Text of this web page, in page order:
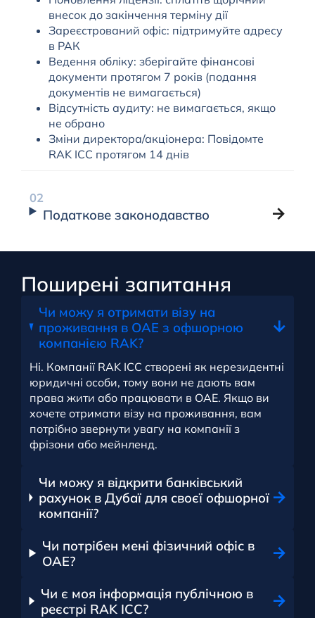
внесок до закінчення терміну дії
Зареєстрований офіс: підтримуйте адресу
в РАК
Ведення обліку: зберігайте фінансові
документи протягом 7 років (подання
документів не вимагається)
Відсутність аудиту: не вимагається, якщо
не обрано
Зміни директора/акціонера: Повідомте
RAK ICC протягом 14 днів
Податкове законодавство
Поширені запитання
Чи можу я отримати візу на
проживання в ОАЕ з офшорною
компанією RAK?
Ні. Компанії RAK ICC створені як нерезидентні
юридичні особи, тому вони не дають вам
права жити або працювати в ОАЕ. Якщо ви
хочете отримати візу на проживання, вам
потрібно звернути увагу на компанії з
фрізони або мейнленд.
Чи можу я відкрити банківський
рахунок в Дубаї для своєї офшорної
компанії?
Чи потрібен мені фізичний офіс в
ОАЕ?
Чи є моя інформація публічною в
реєстрі RAK ICC?